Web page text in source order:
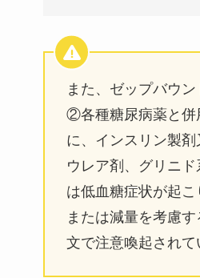
また、ゼップバウ
②各種糖尿病薬と併
に、インスリン製
ウレア剤、グリニ
は低血糖症状が起
または減量を考慮
文で注意喚起されて